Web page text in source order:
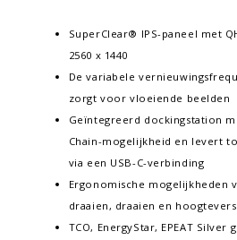
SuperClear® IPS-paneel met
2560 x 1440
De variabele
zorgt voor vloeiende beelden
Geïntegreerd dockingstation
Chain-mogelijkheid en levert
via een USB-C-verbinding
Ergonomische mogelijkheden
draaien, draaien en
TCO, EnergyStar, EPEAT Silver